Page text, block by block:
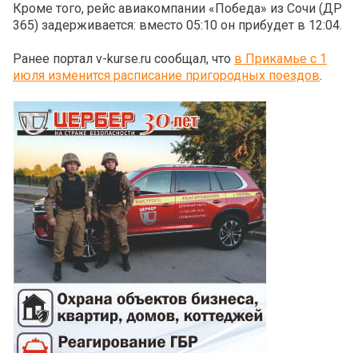
Кроме того, рейс авиакомпании «Победа» из Сочи (ДР
365) задерживается: вместо 05:10 он прибудет в 12:04.
Ранее портал v-kurse.ru сообщал, что в Прикамье с 1
июля изменится расписание пригородных поездов.